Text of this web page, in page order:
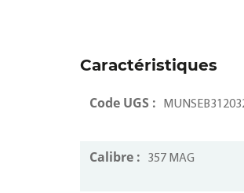
Caractéristiques
Code UGS :
Calibre : 357 MAG